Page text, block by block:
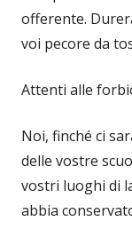
offerente.
voi pecore da
Attenti alle
Noi, finché ci
delle vostre
vostri luoghi di
abbia